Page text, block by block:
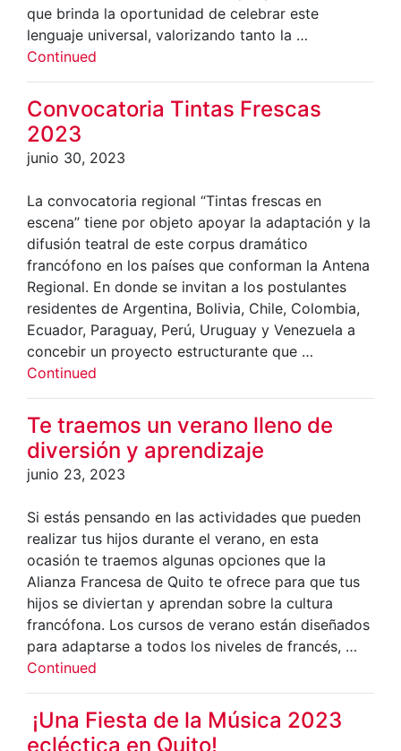
que brinda la oportunidad de celebrar este
lenguaje universal, valorizando tanto la …
Continued
Convocatoria Tintas Frescas
2023
junio 30, 2023
La convocatoria regional “Tintas frescas en
escena” tiene por objeto apoyar la adaptación y la
difusión teatral de este corpus dramático
francófono en los países que conforman la Antena
Regional. En donde se invitan a los postulantes
residentes de Argentina, Bolivia, Chile, Colombia,
Ecuador, Paraguay, Perú, Uruguay y Venezuela a
concebir un proyecto estructurante que …
Continued
Te traemos un verano lleno de
diversión y aprendizaje
junio 23, 2023
Si estás pensando en las actividades que pueden
realizar tus hijos durante el verano, en esta
ocasión te traemos algunas opciones que la
Alianza Francesa de Quito te ofrece para que tus
hijos se diviertan y aprendan sobre la cultura
francófona. Los cursos de verano están diseñados
para adaptarse a todos los niveles de francés, …
Continued
¡Una Fiesta de la Música 2023
ecléctica en Quito!